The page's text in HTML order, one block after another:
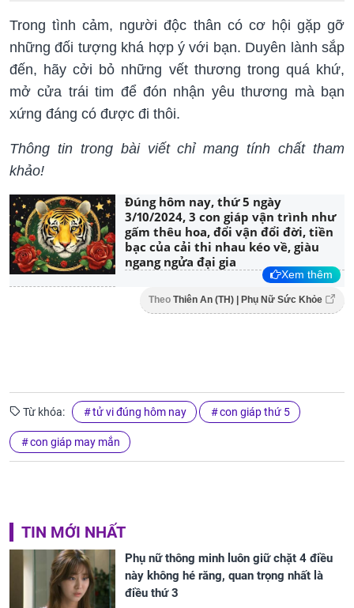
Trong tình cảm, người độc thân có cơ hội gặp gỡ
những đối tượng khá hợp ý với bạn. Duyên lành sắp
đến, hãy cởi bỏ những vết thương trong quá khứ,
mở cửa trái tim để đón nhận yêu thương mà bạn
xứng đáng có được đi thôi.
Thông tin trong bài viết chỉ mang tính chất tham
khảo!
Đúng hôm nay, thứ 5 ngày
3/10/2024, 3 con giáp vận trình như
gấm thêu hoa, đổi vận đổi đời, tiền
bạc của cải thi nhau kéo về, giàu
ngang ngửa đại gia
Xem thêm
Theo Thiên An (TH) | Phụ Nữ Sức Khỏe
Từ khóa: tử vi đúng hôm nay con giáp thứ 5
con giáp may mắn
TIN MỚI NHẤT
Phụ nữ thông minh luôn giữ chặt 4 điều
này không hé răng, quan trọng nhất là
điều thứ 3